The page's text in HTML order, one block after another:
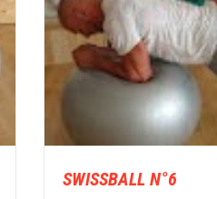
SWISSBALL N°6